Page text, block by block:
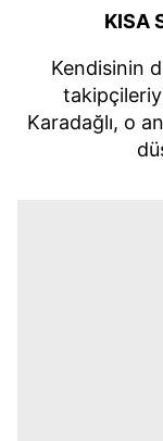
KISA
Kendisinin
Karadağlı, o